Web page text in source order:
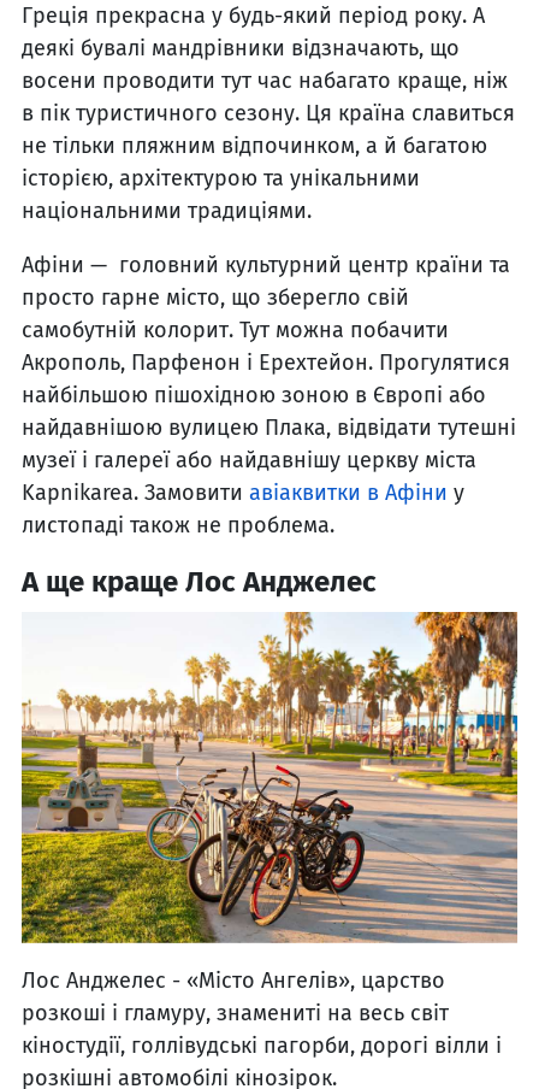
Греція прекрасна у будь-який період року. А
деякі бувалі мандрівники відзначають, що
восени проводити тут час набагато краще, ніж
в пік туристичного сезону. Ця країна славиться
не тільки пляжним відпочинком, а й багатою
історією, архітектурою та унікальними
національними традиціями.
Афіни — головний культурний центр країни та
просто гарне місто, що зберегло свій
самобутній колорит. Тут можна побачити
Акрополь, Парфенон і Ерехтейон. Прогулятися
найбільшою пішохідною зоною в Європі або
найдавнішою вулицею Плака, відвідати тутешні
музеї і галереї або найдавнішу церкву міста
Kapnikarea. Замовити авіаквитки в Афіни у
листопаді також не проблема.
А ще краще Лос Анджелес
Лос Анджелес - «Місто Ангелів», царство
розкоші і гламуру, знамениті на весь світ
кіностудії, голлівудські пагорби, дорогі вілли і
розкішні автомобілі кінозірок.